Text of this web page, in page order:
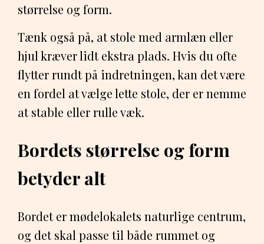
størrelse og form.
Tænk også på, at stole med armlæn eller
hjul kræver lidt ekstra plads. Hvis du ofte
flytter rundt på indretningen, kan det være
en fordel at vælge lette stole, der er nemme
at stable eller rulle væk.
Bordets størrelse og form
betyder alt
Bordet er mødelokalets naturlige centrum,
og det skal passe til både rummet og